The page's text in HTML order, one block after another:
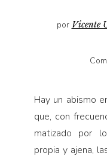
Narrativas visuales
Personajes secundarios
Relecturas
por Vicente
Hay un abismo
que, con
matizado por
propia y ajena,